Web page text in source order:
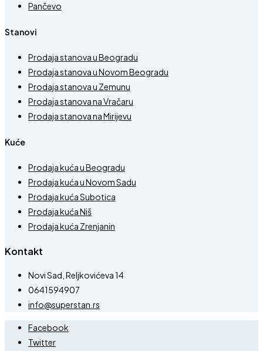
Pančevo
Stanovi
Prodaja stanova u Beogradu
Prodaja stanova u Novom Beogradu
Prodaja stanova u Zemunu
Prodaja stanova na Vračaru
Prodaja stanova na Mirijevu
Kuće
Prodaja kuća u Beogradu
Prodaja kuća u Novom Sadu
Prodaja kuća Subotica
Prodaja kuća Niš
Prodaja kuća Zrenjanin
Kontakt
Novi Sad, Reljkovićeva 14
0641594907
info@superstan.rs
Facebook
Twitter